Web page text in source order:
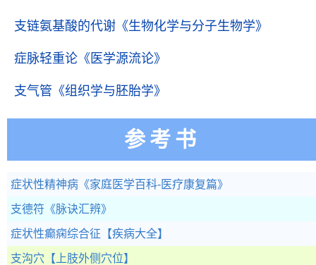
支链氨基酸的代谢 《生物化学与分子生物学》
症脉轻重论 《医学源流论》
支气管 《组织学与胚胎学》
参考书
症状性精神病 《家庭医学百科-医疗康复篇》
支德符 《脉诀汇辨》
症状性癫痫综合征 【疾病大全】
支沟穴 【上肢外侧穴位】